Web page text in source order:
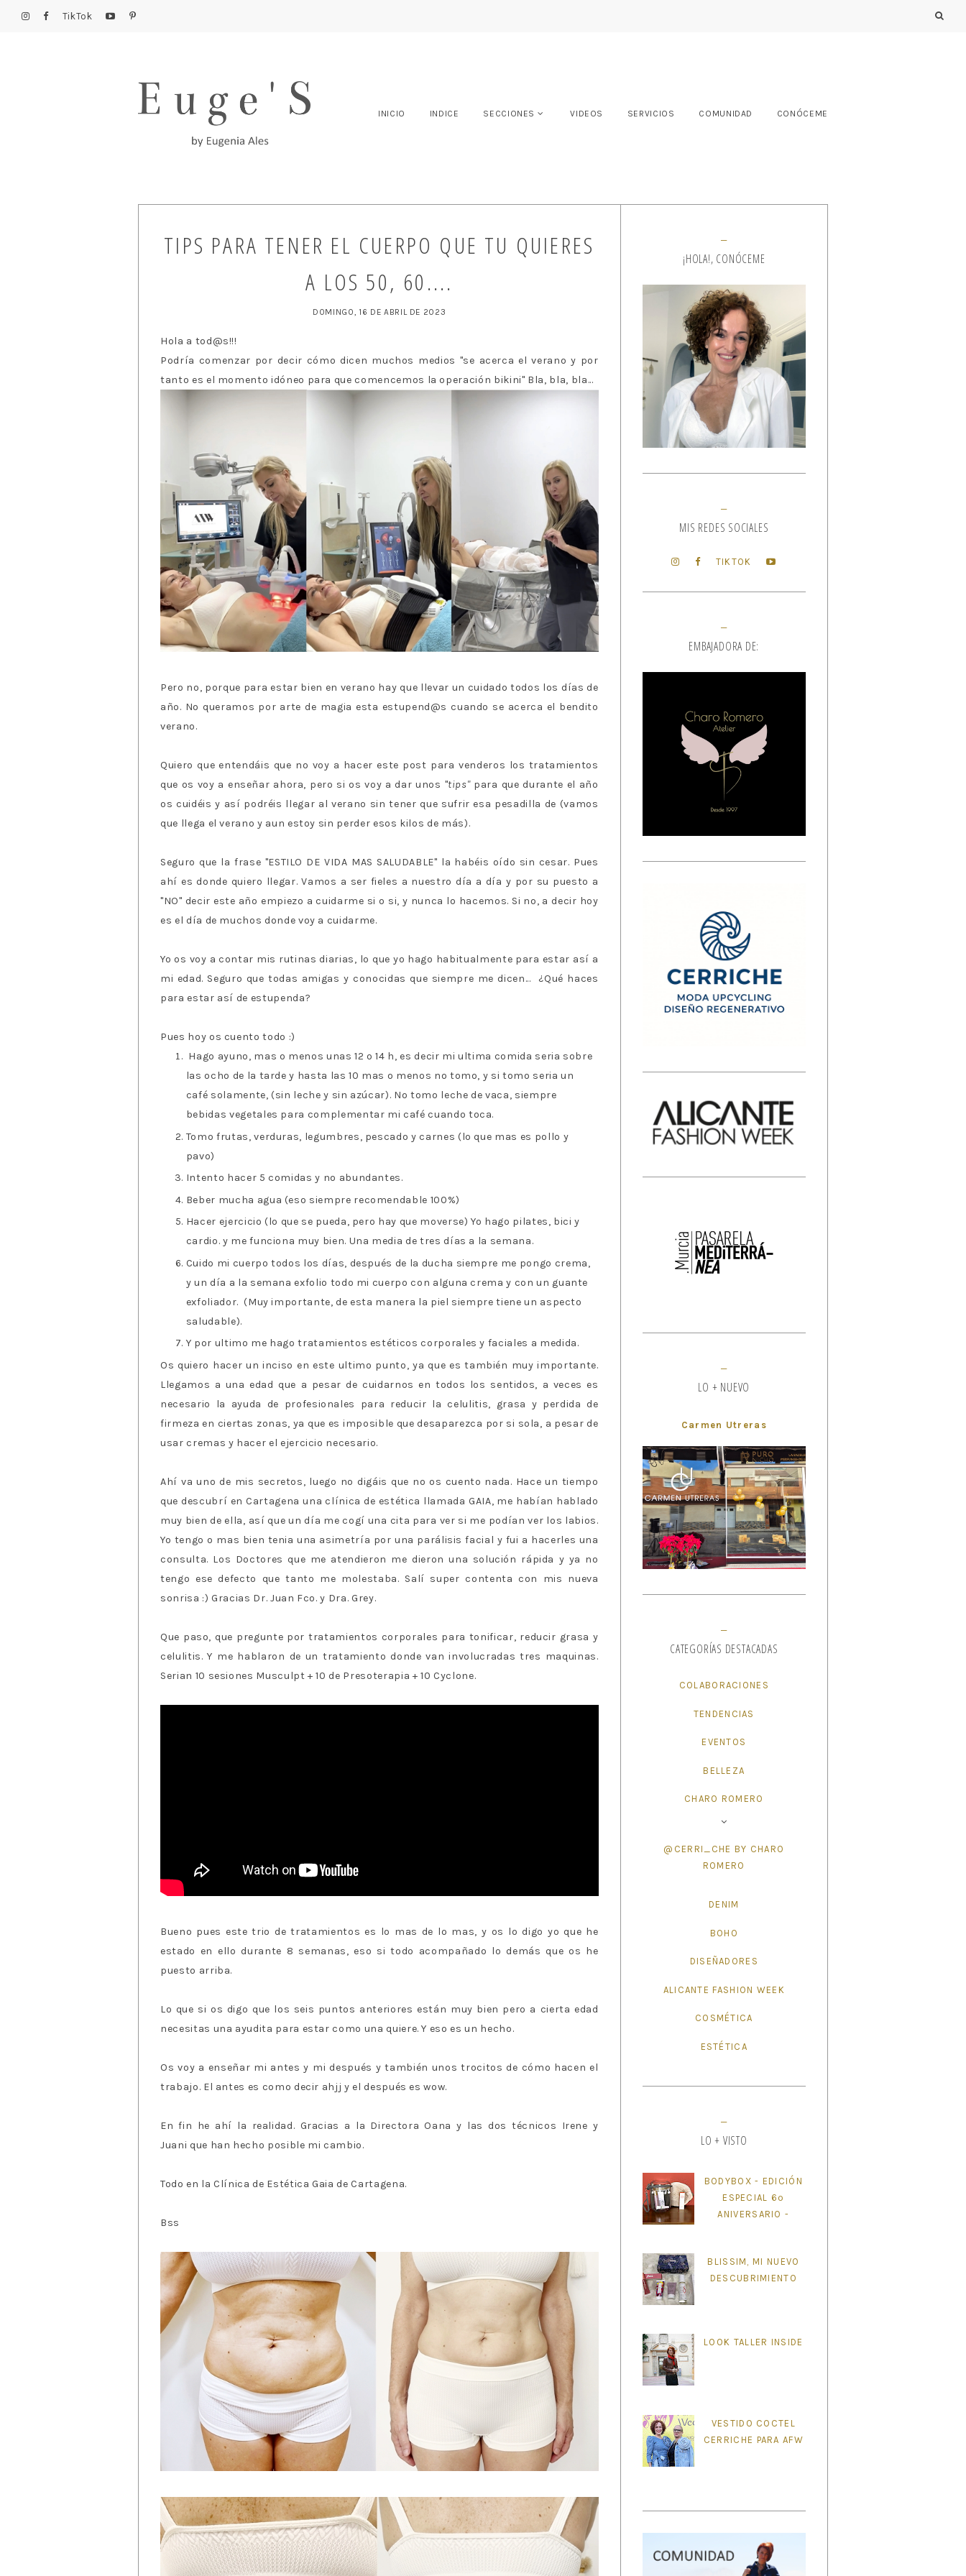
TikTok
INICIO INDICE SECCIONES VIDEOS SERVICIOS COMUNIDAD CONÓCEME
TIPS PARA TENER EL CUERPO QUE TU QUIERES
A LOS 50, 60....
DOMINGO, 16 DE ABRIL DE 2023
Hola a tod@s!!!
Podría comenzar por decir cómo dicen muchos medios "se acerca el verano y por
tanto es el momento idóneo para que comencemos la operación bikini" Bla, bla, bla...
Pero no, porque para estar bien en verano hay que llevar un cuidado todos los días de
año. No queramos por arte de magia esta estupend@s cuando se acerca el bendito
verano.
Quiero que entendáis que no voy a hacer este post para venderos los tratamientos
que os voy a enseñar ahora, pero si os voy a dar unos "tips"para que durante el año
os cuidéis y así podréis llegar al verano sin tener que sufrir esa pesadilla de (vamos
que llega el verano y aun estoy sin perder esos kilos de más).
Seguro que la frase "ESTILO DE VIDA MAS SALUDABLE" la habéis oído sin cesar. Pues
ahí es donde quiero llegar. Vamos a ser fieles a nuestro día a día y por su puesto a
"NO" decir este año empiezo a cuidarme si o si, y nunca lo hacemos. Si no, a decir hoy
es el día de muchos donde voy a cuidarme.
Yo os voy a contar mis rutinas diarias, lo que yo hago habitualmente para estar así a
mi edad. Seguro que todas amigas y conocidas que siempre me dicen... ¿Qué haces
para estar así de estupenda?
Pues hoy os cuento todo :)
Hago ayuno, mas o menos unas 12 o 14 h, es decir mi ultima comida seria sobre
las ocho de la tarde y hasta las 10 mas o menos no tomo, y si tomo seria un
café solamente, (sin leche y sin azúcar). No tomo leche de vaca, siempre
bebidas vegetales para complementar mi café cuando toca.
Tomo frutas, verduras, legumbres, pescado y carnes (lo que mas es pollo y
pavo)
Intento hacer 5 comidas y no abundantes.
Beber mucha agua (eso siempre recomendable 100%)
Hacer ejercicio (lo que se pueda, pero hay que moverse) Yo hago pilates, bici y
cardio. y me funciona muy bien. Una media de tres días a la semana.
Cuido mi cuerpo todos los días, después de la ducha siempre me pongo crema,
y un día a la semana exfolio todo mi cuerpo con alguna crema y con un guante
exfoliador. (Muy importante, de esta manera la piel siempre tiene un aspecto
saludable).
Y por ultimo me hago tratamientos estéticos corporales y faciales a medida.
Os quiero hacer un inciso en este ultimo punto, ya que es también muy importante.
Llegamos a una edad que a pesar de cuidarnos en todos los sentidos, a veces es
necesario la ayuda de profesionales para reducir la celulitis, grasa y perdida de
firmeza en ciertas zonas, ya que es imposible que desaparezca por si sola, a pesar de
usar cremas y hacer el ejercicio necesario.
Ahí va uno de mis secretos, luego no digáis que no os cuento nada. Hace un tiempo
que descubrí en Cartagena una clínica de estética llamada GAIA, me habían hablado
muy bien de ella, así que un día me cogí una cita para ver si me podían ver los labios.
Yo tengo o mas bien tenia una asimetría por una parálisis facial y fui a hacerles una
consulta. Los Doctores que me atendieron me dieron una solución rápida y ya no
tengo ese defecto que tanto me molestaba. Salí super contenta con mis nueva
sonrisa :) Gracias Dr. Juan Fco. y Dra. Grey.
Que paso, que pregunte por tratamientos corporales para tonificar, reducir grasa y
celulitis. Y me hablaron de un tratamiento donde van involucradas tres maquinas.
Serian 10 sesiones Musculpt + 10 de Presoterapia + 10 Cyclone.
Bueno pues este trio de tratamientos es lo mas de lo mas, y os lo digo yo que he
estado en ello durante 8 semanas, eso si todo acompañado lo demás que os he
puesto arriba.
Lo que si os digo que los seis puntos anteriores están muy bien pero a cierta edad
necesitas una ayudita para estar como una quiere. Y eso es un hecho.
Os voy a enseñar mi antes y mi después y también unos trocitos de cómo hacen el
trabajo. El antes es como decir ahjj y el después es wow.
En fin he ahí la realidad. Gracias a la Directora Oana y las dos técnicos Irene y
Juani que han hecho posible mi cambio.
Todo en la Clínica de Estética Gaia de Cartagena.
Bss
¡HOLA!, CONÓCEME
MIS REDES SOCIALES
TIKTOK
EMBAJADORA DE:
LO + NUEVO
Carmen Utreras
CATEGORÍAS DESTACADAS
COLABORACIONES
TENDENCIAS
EVENTOS
BELLEZA
CHARO ROMERO
@CERRI_CHE BY CHARO
ROMERO
DENIM
BOHO
DISEÑADORES
ALICANTE FASHION WEEK
COSMÉTICA
ESTÉTICA
LO + VISTO
BODYBOX - EDICIÓN
ESPECIAL 6º
ANIVERSARIO -
BLISSIM, MI NUEVO
DESCUBRIMIENTO
LOOK TALLER INSIDE
VESTIDO COCTEL
CERRICHE PARA AFW